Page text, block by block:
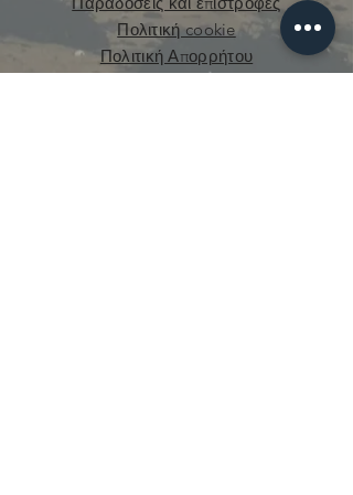
Πολιτική cookie
Πολιτική Απορρήτου